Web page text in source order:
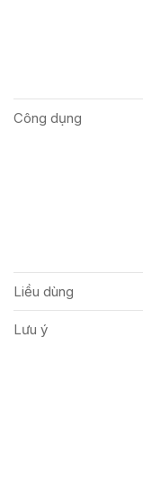
Công dụng
Liều dùng
Lưu ý